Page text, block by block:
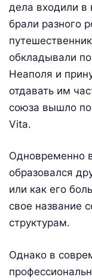
дела входили в
брали разного
обкладывали
Неаполя и
отдавать им
союза вышло
Vita.
Одновременно
образовался
или как его
свое название
структурам.
Однако в